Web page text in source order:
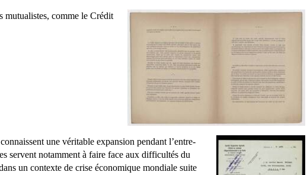
mutualistes, comme le Crédit
une véritable expansion pendant l’entre-
servent notamment à faire face aux difficultés du
un contexte de crise économique mondiale suite